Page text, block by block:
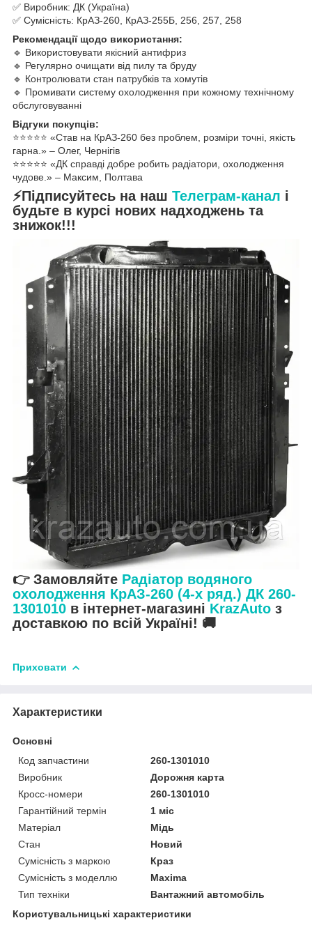
✅ Виробник: ДК (Україна)
✅ Сумісність: КрАЗ-260, КрАЗ-255Б, 256, 257, 258
Рекомендації щодо використання:
🔹 Використовувати якісний антифриз
🔹 Регулярно очищати від пилу та бруду
🔹 Контролювати стан патрубків та хомутів
🔹 Промивати систему охолодження при кожному технічному
обслуговуванні
Відгуки покупців:
⭐️⭐️⭐️⭐️⭐️ «Став на КрАЗ-260 без проблем, розміри точні, якість
гарна.» – Олег, Чернігів
⭐️⭐️⭐️⭐️⭐️ «ДК справді добре робить радіатори, охолодження
чудове.» – Максим, Полтава
⚡Підписуйтесь на наш Телеграм-канал і
будьте в курсі нових надходжень та
знижок!!!
👉 Замовляйте Радіатор водяного
охолодження КрАЗ-260 (4-х ряд.) ДК 260-
1301010 в інтернет-магазині KrazAuto з
доставкою по всій Україні! 🚚
Приховати
Характеристики
Основні
Код запчастини
260-1301010
Виробник
Дорожня карта
Кросс-номери
260-1301010
Гарантійний термін
1 міс
Матеріал
Мідь
Стан
Новий
Сумісність з маркою
Краз
Сумісність з моделлю
Maxima
Тип техніки
Вантажний автомобіль
Користувальницькі характеристики